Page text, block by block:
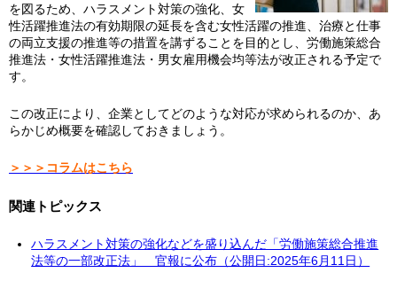
を図るため、ハラスメント対策の強化、女
性活躍推進法の有効期限の延長を含む女性活躍の推進、治療と仕事
の両立支援の推進等の措置を講ずることを目的とし、労働施策総合
推進法・女性活躍推進法・男女雇用機会均等法が改正される予定で
す。
この改正により、企業としてどのような対応が求められるのか、あ
らかじめ概要を確認しておきましょう。
＞＞＞コラムはこちら
関連トピックス
ハラスメント対策の強化などを盛り込んだ「労働施策総合推進
法等の一部改正法」 官報に公布（公開日:2025年6月11日）